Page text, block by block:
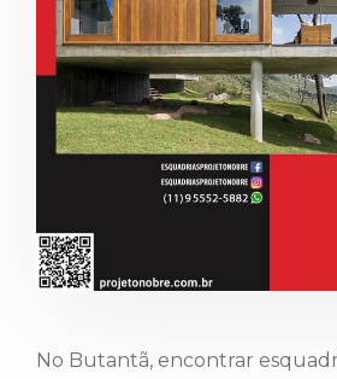
No Butantã, encontrar